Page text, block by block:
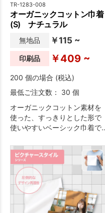
TR-1283-008
オーガニックコットン巾着
(S) ナチュラル
無地品 ￥115 ~
印刷品 ￥409 ~
200 個の場合 (税込)
最低ご注文数： 30 個
オーガニックコットン素材を
使った、すっきりとした形で
使いやすいベーシック巾着で